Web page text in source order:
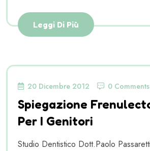
Leggi Di Più
20 Dicembre 2012 0 Comments
Spiegazione
Per I Genitori
Studio Dentistico Dott.Paolo